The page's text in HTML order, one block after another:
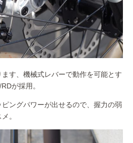
す、機械式レバーで動作を可能とす
が採用。
ングパワーが出せるので、握力の弱
。